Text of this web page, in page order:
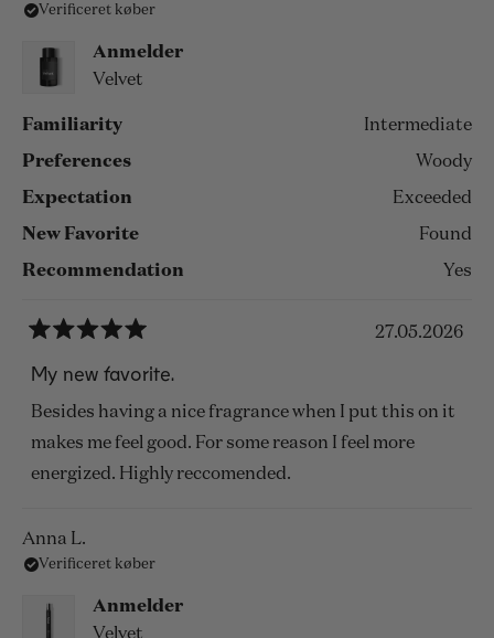
Verificeret køber
Anmelder
Velvet
Familiarity Intermediate
Preferences Woody
Expectation Exceeded
New Favorite Found
Recommendation Yes
5
ud
af
5
stjerner
27.05.2026
My new favorite.
Besides having a nice fragrance when I put this on it
makes me feel good. For some reason I feel more
energized. Highly reccomended.
Anna L.
Verificeret køber
Anmelder